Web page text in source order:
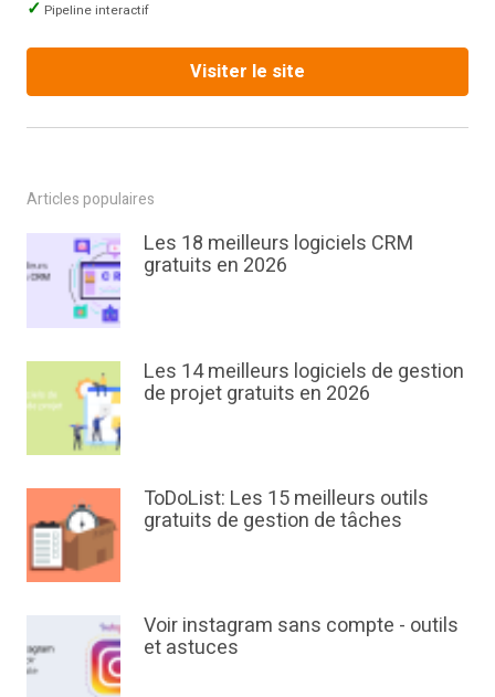
Pipeline interactif
Visiter le site
Articles populaires
Les 18 meilleurs logiciels CRM
gratuits en 2026
Les 14 meilleurs logiciels de gestion
de projet gratuits en 2026
ToDoList: Les 15 meilleurs outils
gratuits de gestion de tâches
Voir instagram sans compte - outils
et astuces